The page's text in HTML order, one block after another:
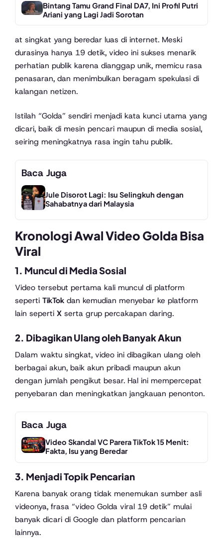
Bintang Tamu Grand Final DA7, Ini Profil Putri
Ariani yang Lagi Jadi Sorotan
at singkat yang beredar luas di internet. Meski
durasinya hanya 19 detik, video ini sukses menarik
perhatian publik karena dianggap unik, memicu rasa
penasaran, dan menimbulkan beragam spekulasi di
kalangan netizen.
Istilah “Golda” sendiri menjadi kata kunci utama yang
dicari, baik di mesin pencari maupun di media sosial,
seiring meningkatnya rasa ingin tahu publik.
Baca Juga
Jule Disorot Lagi: Isu Selingkuh dengan
Sahabatnya dari Malaysia
Kronologi Awal Video Golda Bisa
Viral
1. Muncul di Media Sosial
Video tersebut pertama kali muncul di platform
seperti TikTok dan kemudian menyebar ke platform
lain seperti X serta grup percakapan daring.
2. Dibagikan Ulang oleh Banyak Akun
Dalam waktu singkat, video ini dibagikan ulang oleh
berbagai akun, baik akun pribadi maupun akun
dengan jumlah pengikut besar. Hal ini mempercepat
penyebaran dan meningkatkan jangkauan penonton.
Baca Juga
Video Skandal VC Parera TikTok 15 Menit:
Fakta, Isu yang Beredar
3. Menjadi Topik Pencarian
Karena banyak orang tidak menemukan sumber asli
videonya, frasa “video Golda viral 19 detik” mulai
banyak dicari di Google dan platform pencarian
lainnya.